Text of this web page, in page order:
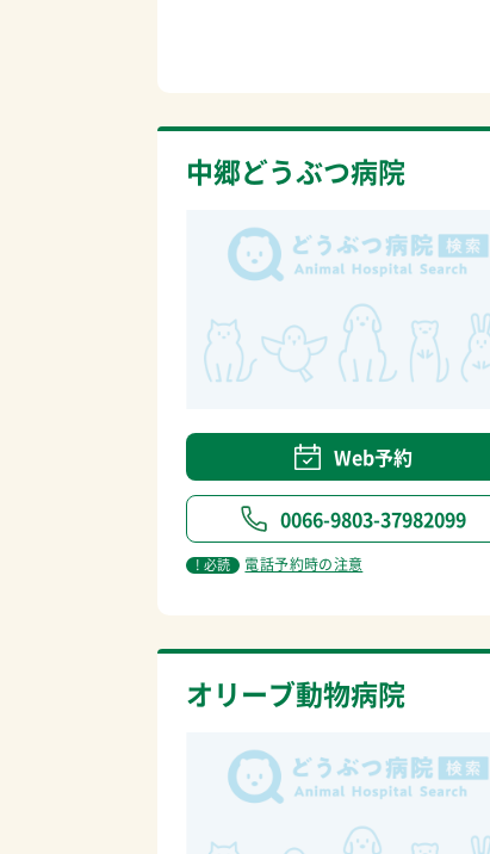
中郷どうぶつ病院
Web予約
0066-9803-37982099
! 必読 電話予約時の注意
オリーブ動物病院